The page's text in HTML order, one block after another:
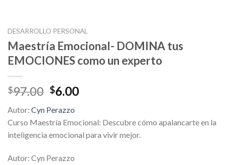
DESARROLLO PERSONAL
Maestría Emocional- DOMINA tus
EMOCIONES como un experto
$97.00 Original
was:
$97.00.
$6.00Current
$6.00.
Autor: Cyn Perazzo
Curso Maestría Emocional: Descubre cómo apalancarte en la
inteligencia emocional para vivir mejor.
Autor: Cyn Perazzo